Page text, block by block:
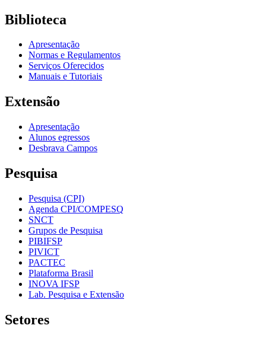
Biblioteca
Apresentação
Normas e Regulamentos
Serviços Oferecidos
Manuais e Tutoriais
Extensão
Apresentação
Alunos egressos
Desbrava Campos
Pesquisa
Pesquisa (CPI)
Agenda CPI/COMPESQ
SNCT
Grupos de Pesquisa
PIBIFSP
PIVICT
PACTEC
Plataforma Brasil
INOVA IFSP
Lab. Pesquisa e Extensão
Setores